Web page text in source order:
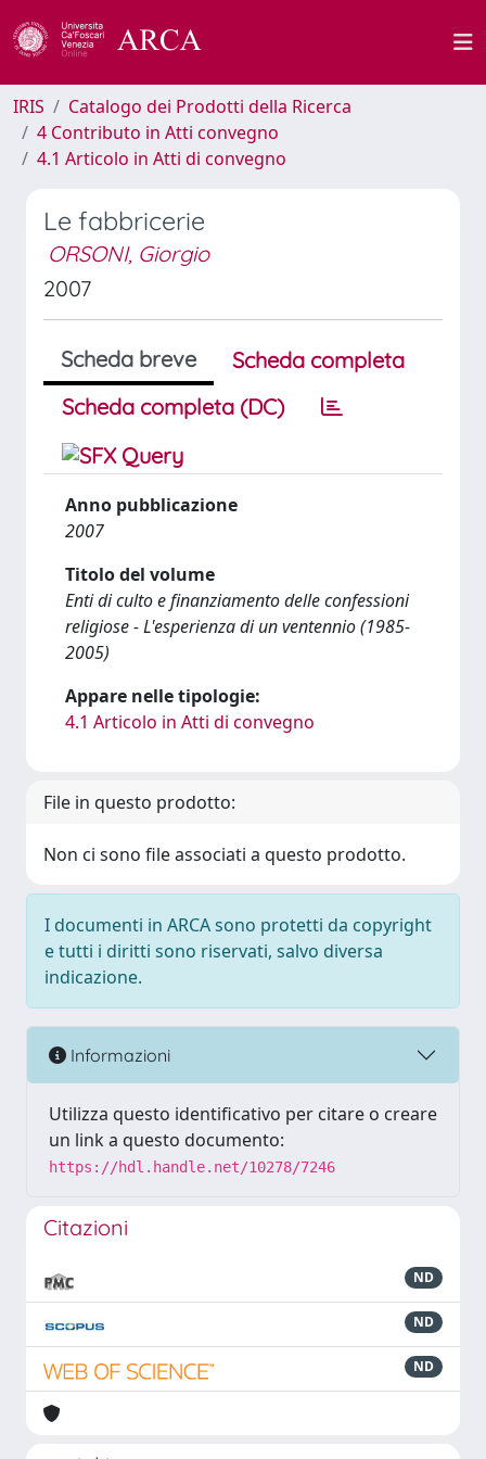
IRIS
Catalogo dei Prodotti della Ricerca
4 Contributo in Atti convegno
4.1 Articolo in Atti di convegno
Le fabbricerie
ORSONI, Giorgio
2007
Scheda breve
Scheda completa
Scheda completa (DC)
Anno pubblicazione
2007
Titolo del volume
Enti di culto e finanziamento delle confessioni
religiose - L'esperienza di un ventennio (1985-
2005)
Appare nelle tipologie:
4.1 Articolo in Atti di convegno
File in questo prodotto:
Non ci sono file associati a questo prodotto.
I documenti in ARCA sono protetti da copyright
e tutti i diritti sono riservati, salvo diversa
indicazione.
Informazioni
Utilizza questo identificativo per citare o creare
un link a questo documento:
https://hdl.handle.net/10278/7246
Citazioni
ND
ND
ND